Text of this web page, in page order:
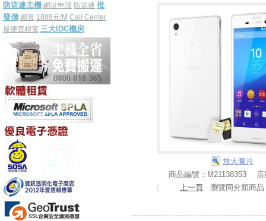
防盜連主機 網址申請 防盜連 批
發價 願景 1888元/M Call Center
最便宜頻寬 三大IDC機房
放大圖片
商品編號：M21138353 店
〈
上一頁 瀏覽同分類商